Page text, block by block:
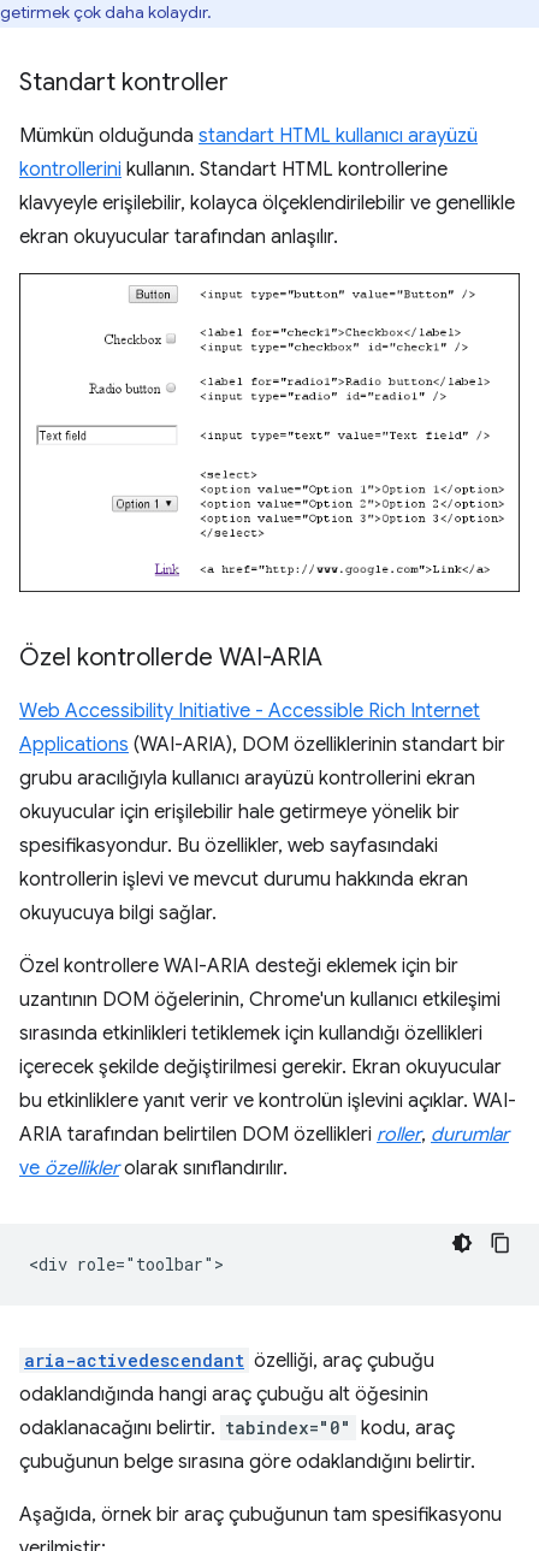
getirmek çok daha kolaydır.
Standart kontroller
Mümkün olduğunda standart HTML kullanıcı arayüzü
kontrollerini kullanın. Standart HTML kontrollerine
klavyeyle erişilebilir, kolayca ölçeklendirilebilir ve genellikle
ekran okuyucular tarafından anlaşılır.
Özel kontrollerde WAI-ARIA
Web Accessibility Initiative - Accessible Rich Internet
Applications (WAI-ARIA), DOM özelliklerinin standart bir
grubu aracılığıyla kullanıcı arayüzü kontrollerini ekran
okuyucular için erişilebilir hale getirmeye yönelik bir
spesifikasyondur. Bu özellikler, web sayfasındaki
kontrollerin işlevi ve mevcut durumu hakkında ekran
okuyucuya bilgi sağlar.
Özel kontrollere WAI-ARIA desteği eklemek için bir
uzantının DOM öğelerinin, Chrome'un kullanıcı etkileşimi
sırasında etkinlikleri tetiklemek için kullandığı özellikleri
içerecek şekilde değiştirilmesi gerekir. Ekran okuyucular
bu etkinliklere yanıt verir ve kontrolün işlevini açıklar. WAI-
ARIA tarafından belirtilen DOM özellikleri roller, durumlar
ve özelliklerolarak sınıflandırılır.
aria-activedescendant özelliği, araç çubuğu
odaklandığında hangi araç çubuğu alt öğesinin
odaklanacağını belirtir. tabindex="0" kodu, araç
çubuğunun belge sırasına göre odaklandığını belirtir.
Aşağıda, örnek bir araç çubuğunun tam spesifikasyonu